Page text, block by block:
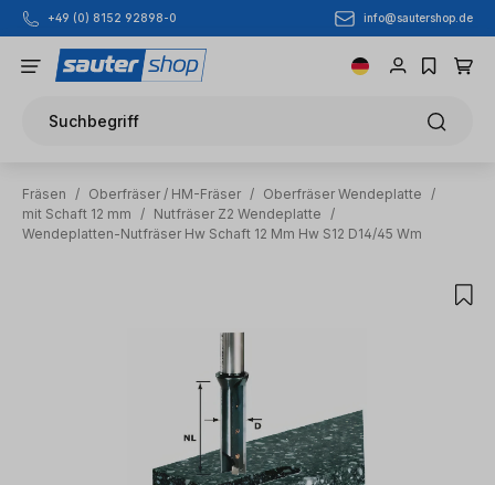
Zum Hauptinhalt springen
+49 (0) 8152 92898-0 info@sautershop.de
Suchbegriff
Fräsen / Oberfräser / HM-Fräser / Oberfräser Wendeplatte
/
mit Schaft 12 mm
/ Nutfräser Z2 Wendeplatte
/
Wendeplatten-Nutfräser Hw Schaft 12 Mm Hw S12 D14/45 Wm